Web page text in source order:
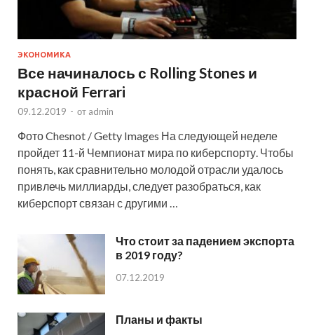
ЭКОНОМИКА
Все начиналось с Rolling Stones и
красной Ferrari
09.12.2019 - от admin
Фото Chesnot / Getty Images На следующей неделе
пройдет 11-й Чемпионат мира по киберспорту. Чтобы
понять, как сравнительно молодой отрасли удалось
привлечь миллиарды, следует разобраться, как
киберспорт связан с другими …
Что стоит за падением экспорта
в 2019 году?
07.12.2019
Планы и факты